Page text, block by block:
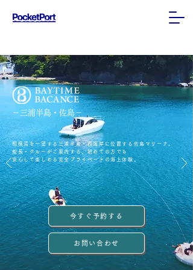
​ －三浦半島・佐島－
相模湾を一望する三浦半島・西海岸に位置する佐島マリーナ。
船長・クルーがご案内する、初めての方でも
安心して楽しめる完全プライベートの海上体験。
今すぐ予約する
お問い合わせ